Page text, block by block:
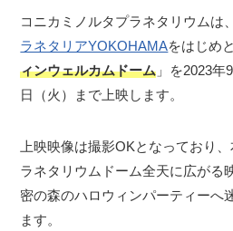
コニカミノルタプラネタリウムは
ラネタリアYOKOHAMAをはじめ
ィンウェルカムドーム 」を2023年
日（火）まで上映します。
上映映像は撮影OKとなっており
ラネタリウムドーム全天に広がる
密の森のハロウィンパーティーへ
ます。